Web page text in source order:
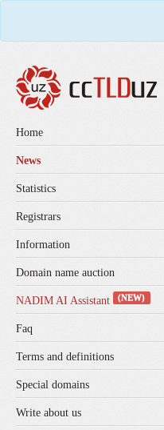
Home
News
Statistics
Registrars
Information
Domain name auction
NADIM AI Assistant (NEW)
Faq
Terms and definitions
Special domains
Write about us